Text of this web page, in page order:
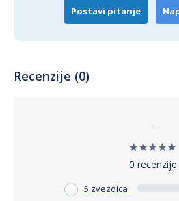
Zaključak
predstavlja savršen spoj
Njegova izdržljivost, praktičnost i
Postavi pitanje
Recenzije (0)
-
0 recenzije
5 zvezdica